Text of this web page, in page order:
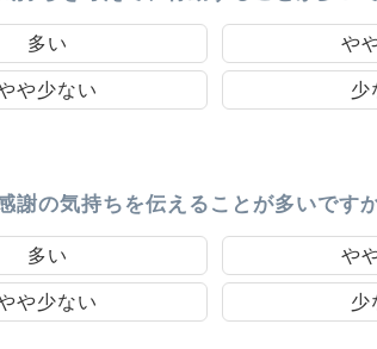
多い や
や少ない 少
謝の気持ちを伝えることが多いです
多い や
や少ない 少